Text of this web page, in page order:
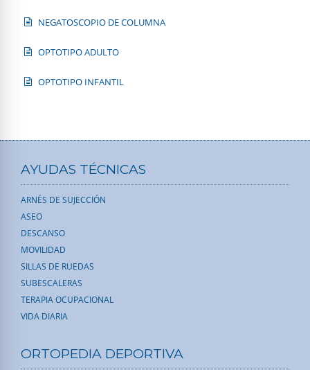
NEGATOSCOPIO DE COLUMNA
OPTOTIPO ADULTO
OPTOTIPO INFANTIL
AYUDAS TÉCNICAS
ARNÉS DE SUJECCIÓN
ASEO
DESCANSO
MOVILIDAD
SILLAS DE RUEDAS
SUBESCALERAS
TERAPIA OCUPACIONAL
VIDA DIARIA
ORTOPEDIA DEPORTIVA